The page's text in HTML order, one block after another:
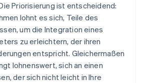
Priorisierung ist entscheidend:
lohnt es sich, Teile des
um die Integration eines
zu erleichtern, der ihren
entspricht. Gleichermaßen
lohnenswert, sich an einen
der sich nicht leicht in Ihre